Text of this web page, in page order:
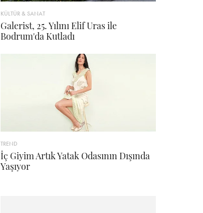
KÜLTÜR & SANAT
Galerist, 25. Yılını Elif Uras ile
Bodrum'da Kutladı
TREND
İç Giyim Artık Yatak Odasının Dışında
Yaşıyor